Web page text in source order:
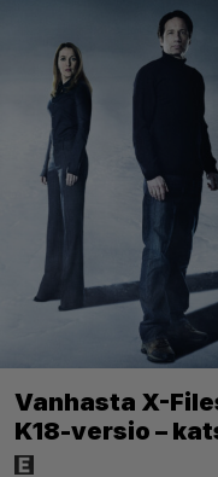
Vanhasta X-
K18-versio –